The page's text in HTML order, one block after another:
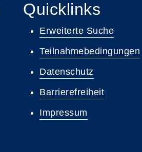
Quicklinks
Erweiterte Suche
Teilnahmebedingungen
Datenschutz
Barrierefreiheit
Impressum